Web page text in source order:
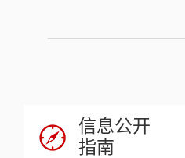
信息公开
指南